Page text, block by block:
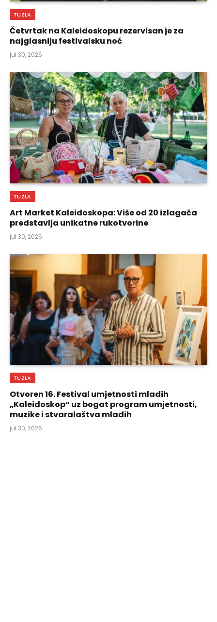
TUZLA
Četvrtak na Kaleidoskopu rezervisan je za
najglasniju festivalsku noć
jul 30, 2026
TUZLA
Art Market Kaleidoskopa: Više od 20 izlagača
predstavlja unikatne rukotvorine
jul 30, 2026
TUZLA
Otvoren 16. Festival umjetnosti mladih
„Kaleidoskop“ uz bogat program umjetnosti,
muzike i stvaralaštva mladih
jul 30, 2026